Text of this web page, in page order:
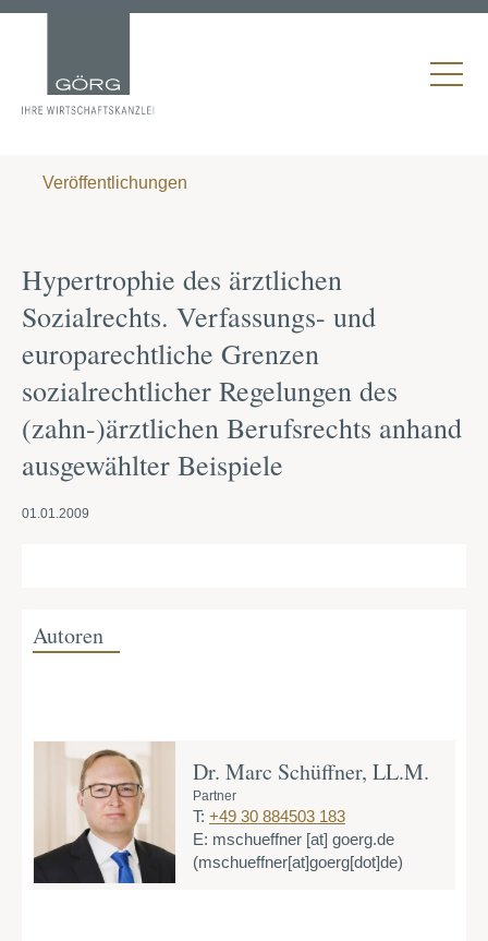
Veröffentlichungen
Hypertrophie des ärztlichen
Sozialrechts. Verfassungs- und
europarechtliche Grenzen
sozialrechtlicher Regelungen des
(zahn-)ärztlichen Berufsrechts anhand
ausgewählter Beispiele
01.01.2009
Autoren
Dr. Marc Schüffner, LL.M.
Partner
T: +49 30 884503 183
E: mschueffner [at] goerg.de
(mschueffner[at]goerg[dot]de)